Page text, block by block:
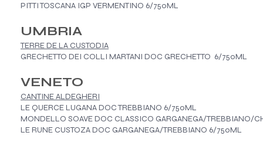
PITTI TOSCANA IGP VERMENTINO 6/750ML
UMBRIA
TERRE DE LA CUSTODIA
GRECHETTO DEI COLLI MARTANI DOC GRECHETTO 6/750ML
VENETO
CANTINE ALDEGHERI
LE QUERCE LUGANA DOC TREBBIANO 6/750ML
MONDELLO SOAVE DOC CLASSICO GARGANEGA/TREBBIANO/
LE RUNE CUSTOZA DOC GARGANEGA/TREBBIANO 6/750ML